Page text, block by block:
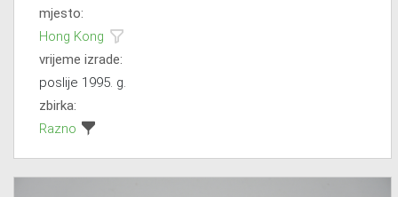
mjesto:
Hong Kong
vrijeme izrade:
poslije 1995. g.
zbirka:
Razno